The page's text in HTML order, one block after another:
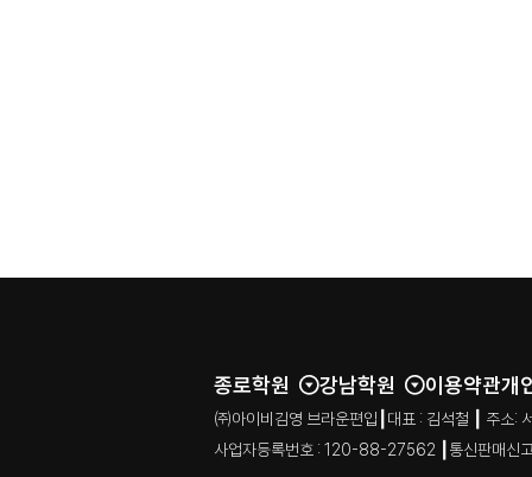
종로학원 강남학원 이용약관개
㈜아이비김영 브라운편입┃대표 : 김석철 ┃ 주
사업자등록번호 : 120-88-27562 ┃통신판매신